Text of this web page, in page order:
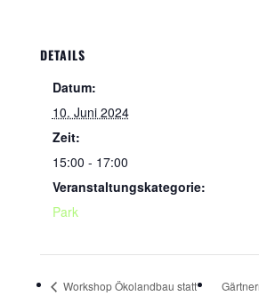
DETAILS
Datum:
10. Juni 2024
Zeit:
15:00 - 17:00
Veranstaltungskategorie:
Park
Workshop Ökolandbau statt